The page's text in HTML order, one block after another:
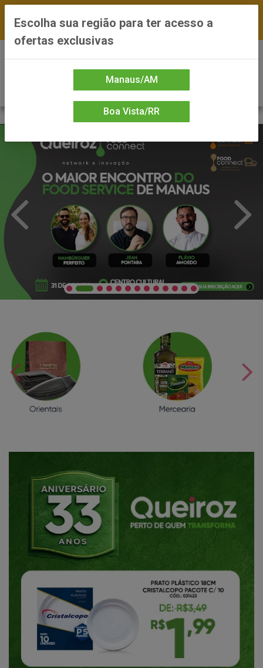
*Preços exclusivos do site — Entrega em até 24h
Escolha sua região para ter acesso a
ofertas exclusivas
Manaus/AM
Boa Vista/RR